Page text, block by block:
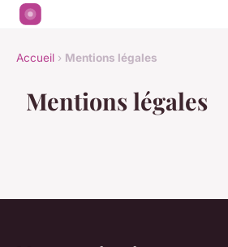
Accueil › Mentions légales
Mentions légales